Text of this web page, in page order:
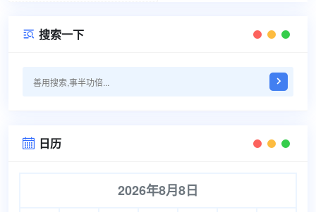
 搜索一下
 日历
2026年8月8日